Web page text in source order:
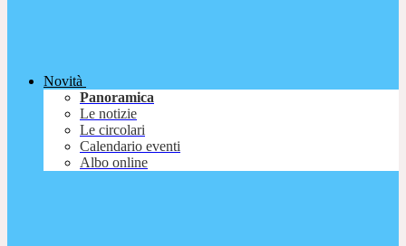
Novità
Panoramica
Le notizie
Le circolari
Calendario eventi
Albo online